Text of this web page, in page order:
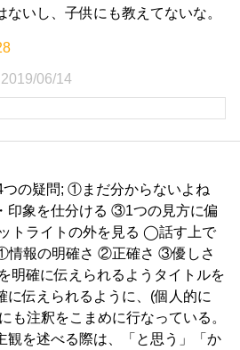
ないし、子供にも教えてないな。
2019/06/14
の疑問; ①まだ分からないよね
印象を仕分ける ③1つの見方に偏
トライトの外を見る ◯話す上で
情報の明確さ ②正確さ ③優しさ
明確に伝えられるようタイトルを
に伝えられるように、(個人的に
も注釈をこまめに行なっている。
観を述べる際は、「と思う」「か